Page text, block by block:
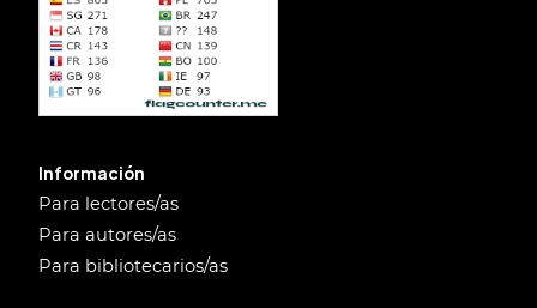
Información
Para lectores/as
Para autores/as
Para bibliotecarios/as